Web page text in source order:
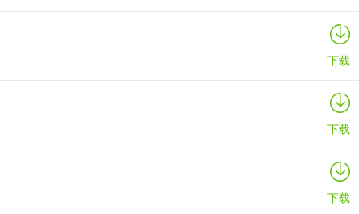
下载
下载
下载